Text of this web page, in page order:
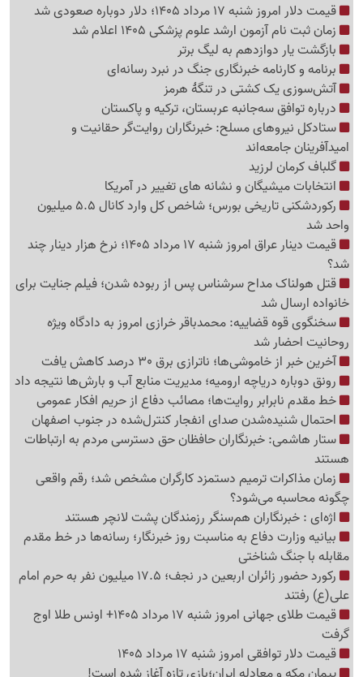
قیمت دلار امروز شنبه 17 مرداد 1405؛ دلار دوباره صعودی شد
زمان ثبت نام آزمون ارشد علوم پزشکی 1405 اعلام شد
بازگشت یار دوازدهم به لیگ برتر
برنامه و کارنامه خبرنگاری جنگ در نبرد رسانه‌ای
آتش‌سوزی یک کشتی در تنگهٔ هرمز
درباره توافق سه‌جانبه عربستان، ترکیه و پاکستان
ستادکل نیروهای مسلح: خبرنگاران روایت‌گر حقانیت و
امیدآفرینان جامعه‌اند
گلباف کرمان لرزید
انتخابات میشیگان و نشانه های تغییر در آمریکا
رکوردشکنی تاریخی بورس؛ شاخص کل وارد کانال 5.5 میلیون
واحد شد
قیمت دینار عراق امروز شنبه 17 مرداد 1405؛ نرخ هزار دینار چند
شد؟
قتل هولناک مداح سرشناس پس از ربوده شدن؛ فیلم جنایت برای
خانواده ارسال شد
سخنگوی قوه قضاییه: محمدباقر خرازی امروز به دادگاه ویژه
روحانیت احضار شد
آخرین خبر از خاموشی‌ها؛ ناترازی برق 30 درصد کاهش یافت
رونق دوباره دریاچه ارومیه؛ مدیریت منابع آب و بارش‌ها نتیجه داد
خط مقدم نابرابر روایت‌ها؛ مصائب دفاع از حریم افکار عمومی
احتمال شنیده‌شدن صدای انفجار کنترل‌شده در جنوب اصفهان
ستار هاشمی: خبرنگاران حافظان حق دسترسی مردم به ارتباطات
هستند
زمان مذاکرات ترمیم دستمزد کارگران مشخص شد؛ رقم واقعی
چگونه محاسبه می‌شود؟
اژه‌ای : خبرنگاران هم‌سنگر رزمندگان پشت لانچر هستند
بیانیه وزارت دفاع به مناسبت روز خبرنگار؛ رسانه‌ها در خط مقدم
مقابله با جنگ شناختی
رکورد حضور زائران اربعین در نجف؛ 17.5 میلیون نفر به حرم امام
علی(ع) رفتند
قیمت طلای جهانی امروز شنبه 17 مرداد 1405+ اونس طلا اوج
گرفت
قیمت دلار توافقی امروز شنبه 17 مرداد 1405